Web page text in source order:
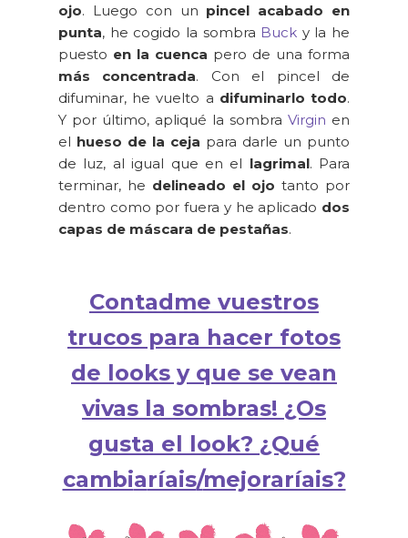
ojo. Luego con un pincel acabado en
punta, he cogido la sombra Buck y la he
puesto en la cuenca pero de una forma
más concentrada. Con el pincel de
difuminar, he vuelto a difuminarlo todo.
Y por último, apliqué la sombra Virgin en
el hueso de la ceja para darle un punto
de luz, al igual que en el lagrimal. Para
terminar, he delineado el ojo tanto por
dentro como por fuera y he aplicado dos
capas de máscara de pestañas.
Contadme vuestros
trucos para hacer fotos
de looks y que se vean
vivas la sombras! ¿Os
gusta el look? ¿Qué
cambiaríais/mejoraríais?